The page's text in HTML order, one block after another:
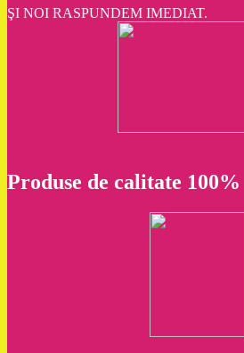
ŞI NOI RASPUNDEM IMEDIAT.
Produse de calitate 100%